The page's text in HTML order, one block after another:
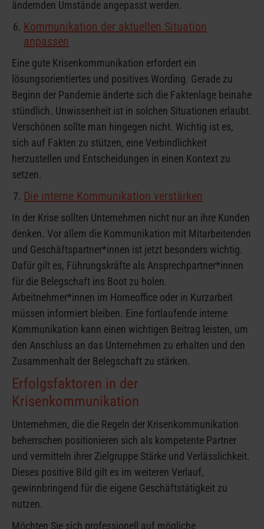
ändernden Umstände angepasst werden.
Kommunikation der aktuellen Situation
anpassen
Eine gute Krisenkommunikation erfordert ein
lösungsorientiertes und positives Wording. Gerade zu
Beginn der Pandemie änderte sich die Faktenlage beinahe
stündlich. Unwissenheit ist in solchen Situationen erlaubt.
Verschönen sollte man hingegen nicht. Wichtig ist es,
sich auf Fakten zu stützen, eine Verbindlichkeit
herzustellen und Entscheidungen in einen Kontext zu
setzen.
Die interne Kommunikation verstärken
In der Krise sollten Unternehmen nicht nur an ihre Kunden
denken. Vor allem die Kommunikation mit Mitarbeitenden
und Geschäftspartner*innen ist jetzt besonders wichtig.
Dafür gilt es, Führungskräfte als Ansprechpartner*innen
für die Belegschaft ins Boot zu holen.
Arbeitnehmer*innen im Homeoffice oder in Kurzarbeit
müssen informiert bleiben. Eine fortlaufende interne
Kommunikation kann einen wichtigen Beitrag leisten, um
den Anschluss an das Unternehmen zu erhalten und den
Zusammenhalt der Belegschaft zu stärken.
Erfolgsfaktoren in der
Krisenkommunikation
Unternehmen, die die Regeln der Krisenkommunikation
beherrschen positionieren sich als kompetente Partner
und vermitteln ihrer Zielgruppe Stärke und Verlässlichkeit.
Dieses positive Bild gilt es im weiteren Verlauf,
gewinnbringend für die eigene Geschäftstätigkeit zu
nutzen.
Möchten Sie sich professionell auf mögliche